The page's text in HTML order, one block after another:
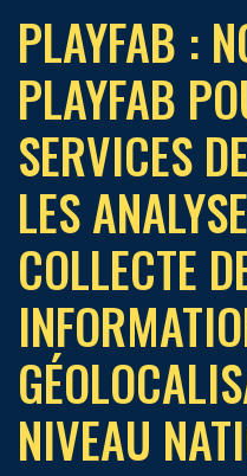
PLAYFAB :
PLAYFAB
SERVICES
LES
COLLECTE
NIVEAU